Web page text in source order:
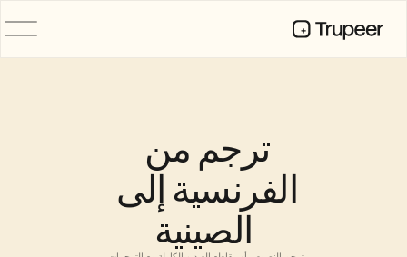
الصينية
صور رمزية للذكاء الاصطناعي
حِزم العلامة التجارية
تسجيل الشاشة بالذكاء الاصطناعي